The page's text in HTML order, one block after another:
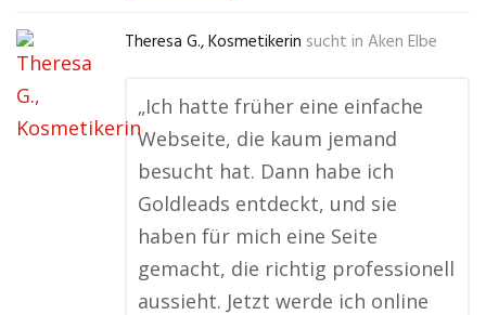
Theresa G., Kosmetikerin sucht in Aken Elbe
„Ich hatte früher eine einfache
Webseite, die kaum jemand
besucht hat. Dann habe ich
Goldleads entdeckt, und sie
haben für mich eine Seite
gemacht, die richtig professionell
aussieht. Jetzt werde ich online